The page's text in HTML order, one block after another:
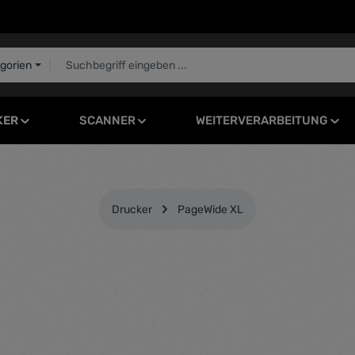
SCANNER WEITERVERARBEITUNG
Drucker PageWide XL